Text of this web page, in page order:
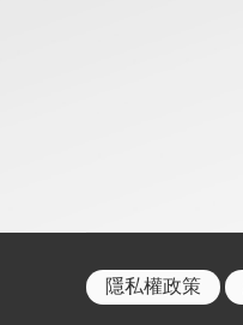
隱私權政策